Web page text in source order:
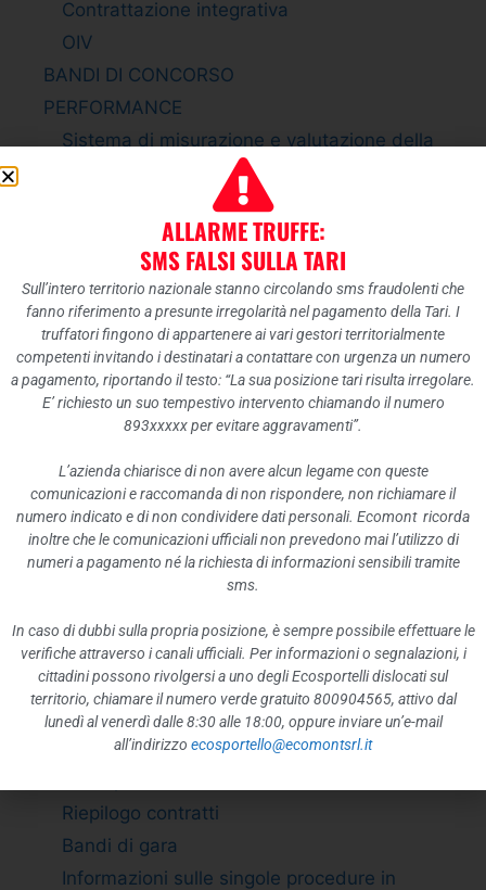
Contrattazione integrativa
OIV
BANDI DI CONCORSO
PERFORMANCE
Sistema di misurazione e valutazione della
Piano della Performance
Relazione sulla Performance
Ammontare complessivo dei premi
Dati relativi ai premi
ENTI CONTROLLATI
Enti pubblici vigilati
Società partecipate
Enti di diritto privato controllati
Rappresentazione grafica
ATTIVITÀ E PROCEDIMENTI
Tipologie di procedimento
Dichiarazioni sostitutive e acquisizione
Provvedimenti organi indirizzo politico
Provvedimenti dirigenti amministrativi
CONTROLLI SULLE IMPRESE
BANDI DI GARA E CONTRATTI
Riepilogo contratti
Bandi di gara
Informazioni sulle singole procedure in
ALLARME TRUFFE:
SMS FALSI SULLA TARI
Sull’intero territorio nazionale stanno circolando sms fraudolenti che
fanno riferimento a presunte irregolarità nel pagamento della Tari. I
truffatori fingono di appartenere ai vari gestori territorialmente
competenti invitando i destinatari a contattare con urgenza un numero
a pagamento, riportando il testo: “La sua posizione tari risulta irregolare.
E’ richiesto un suo tempestivo intervento chiamando il numero
893xxxxx per evitare aggravamenti”.
L’azienda chiarisce di non avere alcun legame con queste
comunicazioni e raccomanda di non rispondere, non richiamare il
numero indicato e di non condividere dati personali. Ecomont ricorda
inoltre che le comunicazioni ufficiali non prevedono mai l’utilizzo di
numeri a pagamento né la richiesta di informazioni sensibili tramite
sms.
In caso di dubbi sulla propria posizione, è sempre possibile effettuare le
verifiche attraverso i canali ufficiali. Per informazioni o segnalazioni, i
cittadini possono rivolgersi a uno degli Ecosportelli dislocati sul
territorio, chiamare il numero verde gratuito 800904565, attivo dal
lunedì al venerdì dalle 8:30 alle 18:00, oppure inviare un’e-mail
all’indirizzo ecosportello@ecomontsrl.it